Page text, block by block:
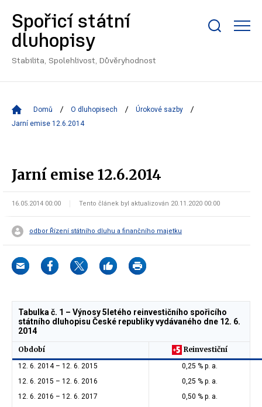
Spořicí státní
dluhopisy
Stabilita, Spolehlivost, Důvěryhodnost
Domů O dluhopisech
Úrokové sazby
Jarní emise 12.6.2014
Jarní emise 12.6.2014
16.05.2014 00:00 Tento článek byl aktualizován 20.11.2020 00:00
odbor Řízení státního dluhu a finančního majetku
Tabulka č. 1 – Výnosy 5letého reinvestičního spořicího
státního dluhopisu České republiky vydávaného dne 12. 6.
2014
Období Reinvestiční
12. 6. 2014 – 12. 6. 2015
0,25 % p. a.
12. 6. 2015 – 12. 6. 2016
0,25 % p. a.
12. 6. 2016 – 12. 6. 2017
0,50 % p. a.